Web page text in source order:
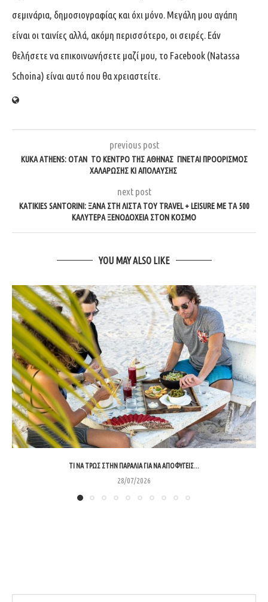
σεμινάρια, δημοσιογραφίας και όχι μόνο. Μεγάλη μου αγάπη
είναι οι ταινίες αλλά, ακόμη περισσότερο, οι σειρές. Εάν
θελήσετε να επικοινωνήσετε μαζί μου, το Facebook (Natassa
Schoina) είναι αυτό που θα χρειαστείτε.
previous post
KUKA ATHENS: ΌΤΑΝ ΤΟ ΚΈΝΤΡΟ ΤΗΣ ΑΘΉΝΑΣ ΓΊΝΕΤΑΙ ΠΡΟΟΡΙΣΜΌΣ
ΧΑΛΆΡΩΣΗΣ ΚΙ ΑΠΌΛΑΥΣΗΣ
next post
KATIKIES SANTORINI: ΞΑΝΆ ΣΤΗ ΛΊΣΤΑ ΤΟΥ TRAVEL + LEISURE ΜΕ ΤΑ 500
ΚΑΛΎΤΕΡΑ ΞΕΝΟΔΟΧΕΊΑ ΣΤΟΝ ΚΌΣΜΟ
YOU MAY ALSO LIKE
ΤΙ ΝΑ ΤΡΩΣ ΣΤΗΝ ΠΑΡΑΛΊΑ ΓΙΑ ΝΑ ΑΠΟΦΎΓΕΙΣ...
28/07/2026